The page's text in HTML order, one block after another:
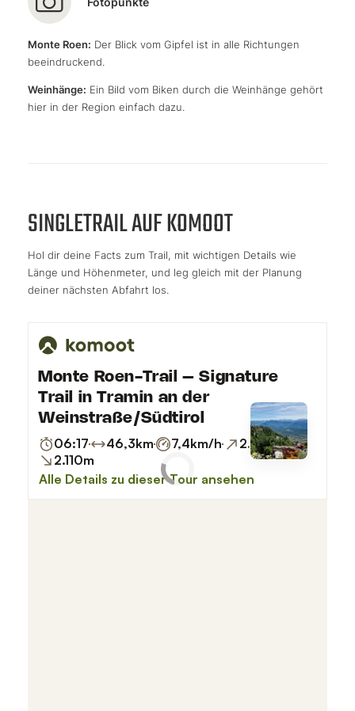
Monte Roen: Der Blick vom Gipfel ist in alle Richtungen
beeindruckend.
Weinhänge: Ein Bild vom Biken durch die Weinhänge gehört
hier in der Region einfach dazu.
SINGLETRAIL AUF KOMOOT
Hol dir deine Facts zum Trail, mit wichtigen Details wie
Länge und Höhenmeter, und leg gleich mit der Planung
deiner nächsten Abfahrt los.